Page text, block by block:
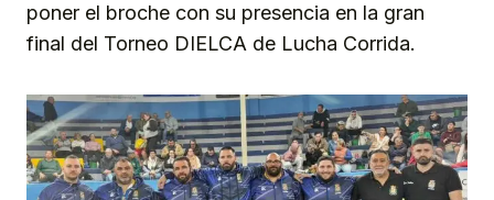
poner el broche con su presencia en la gran
final del Torneo DIELCA de Lucha Corrida.